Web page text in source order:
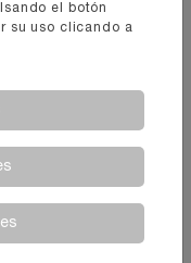
el botón
su uso clicando a